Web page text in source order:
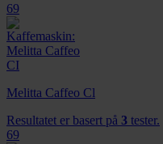
69
Melitta Caffeo Cl
Resultatet er basert på 3 tester.
69